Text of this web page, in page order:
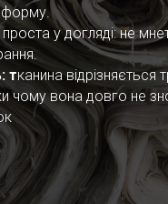
проста у догляді: не
тканина відрізняється
чому вона довго не